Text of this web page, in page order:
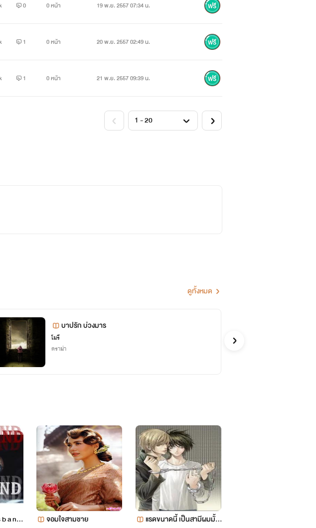
0 0 หน้า 19 พ.ย. 2557 07:34 น.
1 0 หน้า 20 พ.ย. 2557 02:49 น.
1 0 หน้า 21 พ.ย. 2557 09:39 น.
ดูทั้งหมด
บาปรัก บ่วงมาร
โมรี
ดราม่า
จอมใจสามชาย
แรดขนาดนี้ เป็นสามีผมมั้ย